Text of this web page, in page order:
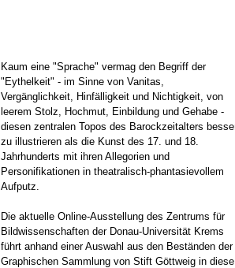
Kaum eine "Sprache" vermag den Begriff der
"Eythelkeit" - im Sinne von Vanitas,
Vergänglichkeit, Hinfälligkeit und Nichtigkeit, von
leerem Stolz, Hochmut, Einbildung und Gehabe -
diesen zentralen Topos des Barockzeitalters
zu illustrieren als die Kunst des 17. und 18.
Jahrhunderts mit ihren Allegorien und
Personifikationen in theatralisch-phantasievollem
Aufputz.
Die aktuelle Online-Ausstellung des Zentrums für
Bildwissenschaften der Donau-Universität Krems
führt anhand einer Auswahl aus den Beständen der
Graphischen Sammlung von Stift Göttweig in diese